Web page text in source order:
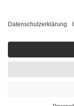
getroffen, um
https://
Einige Bilder und